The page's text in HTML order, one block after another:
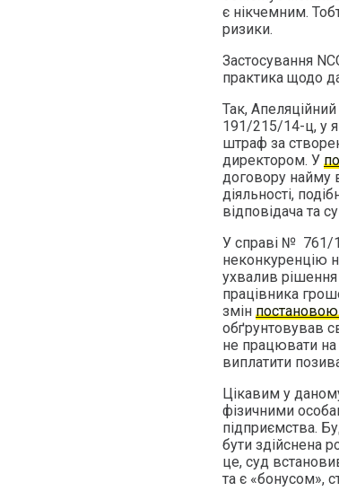
є нікчемним.
ризики.
Застосування
практика щодо
Так,
191/215/14-ц, у
штраф за
директором. У
договору найму
діяльності,
відповідача та
У справі № 761/
неконкуренцію
ухвалив
працівника
змін постановою
обґрунтовував
не працювати на
виплатити
Цікавим у
фізичними
підприємства.
бути здійснена
це, суд
та є «бонусом»,